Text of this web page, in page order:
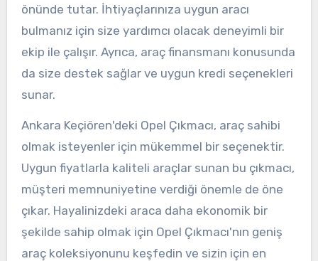
önünde tutar. İhtiyaçlarınıza uygun aracı
bulmanız için size yardımcı olacak deneyimli bir
ekip ile çalışır. Ayrıca, araç finansmanı konusunda
da size destek sağlar ve uygun kredi seçenekleri
sunar.
Ankara Keçiören'deki Opel Çıkmacı, araç sahibi
olmak isteyenler için mükemmel bir seçenektir.
Uygun fiyatlarla kaliteli araçlar sunan bu çıkmacı,
müşteri memnuniyetine verdiği önemle de öne
çıkar. Hayalinizdeki araca daha ekonomik bir
şekilde sahip olmak için Opel Çıkmacı'nın geniş
araç koleksiyonunu keşfedin ve sizin için en